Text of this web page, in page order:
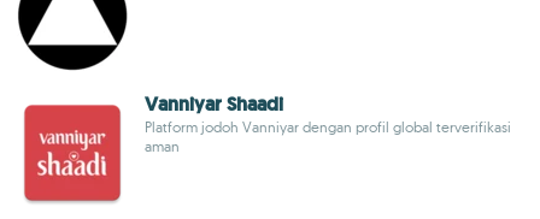
Vanniyar Shaadi
Platform jodoh Vanniyar dengan profil global terverifikasi
aman